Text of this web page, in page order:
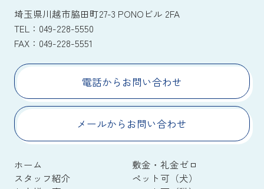
埼玉県川越市脇田町27-3 PONOビル 2FA
TEL： 049-228-5550
FAX： 049-228-5551
電話からお問い合わせ
メールからお問い合わせ
ホーム
敷金・礼金ゼロ
スタッフ紹介
ペット可（犬）